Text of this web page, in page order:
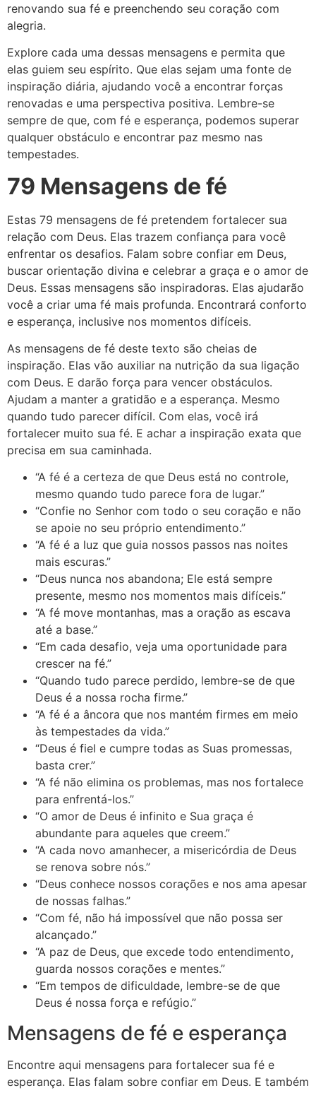
renovando sua fé e preenchendo seu coração com
alegria.
Explore cada uma dessas mensagens e permita que
elas guiem seu espírito. Que elas sejam uma fonte de
inspiração diária, ajudando você a encontrar forças
renovadas e uma perspectiva positiva. Lembre-se
sempre de que, com fé e esperança, podemos superar
qualquer obstáculo e encontrar paz mesmo nas
tempestades.
79 Mensagens de fé
Estas 79 mensagens de fé pretendem fortalecer sua
relação com Deus. Elas trazem confiança para você
enfrentar os desafios. Falam sobre confiar em Deus,
buscar orientação divina e celebrar a graça e o amor de
Deus. Essas mensagens são inspiradoras. Elas ajudarão
você a criar uma fé mais profunda. Encontrará conforto
e esperança, inclusive nos momentos difíceis.
As mensagens de fé deste texto são cheias de
inspiração. Elas vão auxiliar na nutrição da sua ligação
com Deus. E darão força para vencer obstáculos.
Ajudam a manter a gratidão e a esperança. Mesmo
quando tudo parecer difícil. Com elas, você irá
fortalecer muito sua fé. E achar a inspiração exata que
precisa em sua caminhada.
“A fé é a certeza de que Deus está no controle,
mesmo quando tudo parece fora de lugar.”
“Confie no Senhor com todo o seu coração e não
se apoie no seu próprio entendimento.”
“A fé é a luz que guia nossos passos nas noites
mais escuras.”
“Deus nunca nos abandona; Ele está sempre
presente, mesmo nos momentos mais difíceis.”
“A fé move montanhas, mas a oração as escava
até a base.”
“Em cada desafio, veja uma oportunidade para
crescer na fé.”
“Quando tudo parece perdido, lembre-se de que
Deus é a nossa rocha firme.”
“A fé é a âncora que nos mantém firmes em meio
às tempestades da vida.”
“Deus é fiel e cumpre todas as Suas promessas,
basta crer.”
“A fé não elimina os problemas, mas nos fortalece
para enfrentá-los.”
“O amor de Deus é infinito e Sua graça é
abundante para aqueles que creem.”
“A cada novo amanhecer, a misericórdia de Deus
se renova sobre nós.”
“Deus conhece nossos corações e nos ama apesar
de nossas falhas.”
“Com fé, não há impossível que não possa ser
alcançado.”
“A paz de Deus, que excede todo entendimento,
guarda nossos corações e mentes.”
“Em tempos de dificuldade, lembre-se de que
Deus é nossa força e refúgio.”
Mensagens de fé e esperança
Encontre aqui mensagens para fortalecer sua fé e
esperança. Elas falam sobre confiar em Deus. E também